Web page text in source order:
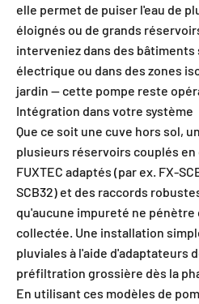
elle permet de puiser l'eau de
éloignés ou de grands
interveniez dans des bâtiments
électrique ou dans des zones
jardin — cette pompe reste
Intégration dans votre système
Que ce soit une cuve hors sol,
plusieurs réservoirs couplés en
FUXTEC adaptés (par ex. FX-
SCB32) et des raccords
qu'aucune impureté ne pénètre
collectée. Une installation
pluviales à l'aide d'adaptateurs
préfiltration grossière dès la
En utilisant ces modèles de